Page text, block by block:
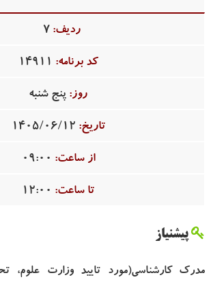
7
14911
پنج شنبه
1405/06/12
09:00
12:00
پیشنیاز
مدرک کارشناسی(مورد تایید وزارت علوم،